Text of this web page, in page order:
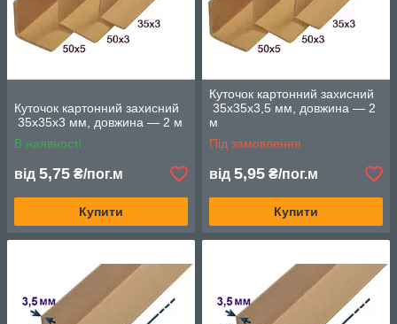
Куточок картонний захисний
35х35х3 мм, довжина — 2 м
В наявності
від 5,75 ₴/пог.м
Купити
Куточок картонний захисний
35х35х3,5 мм, довжина — 2
м
Під замовлення
від 5,95 ₴/пог.м
Купити